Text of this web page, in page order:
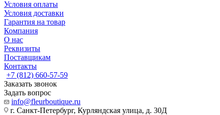
Условия оплаты
Условия доставки
Гарантия на товар
Компания
О нас
Реквизиты
Поставщикам
Контакты
+7 (812) 660-57-59
Заказать звонок
Задать вопрос
info@fleurboutique.ru
г. Санкт-Петербург, Курляндская улица, д. 30Д